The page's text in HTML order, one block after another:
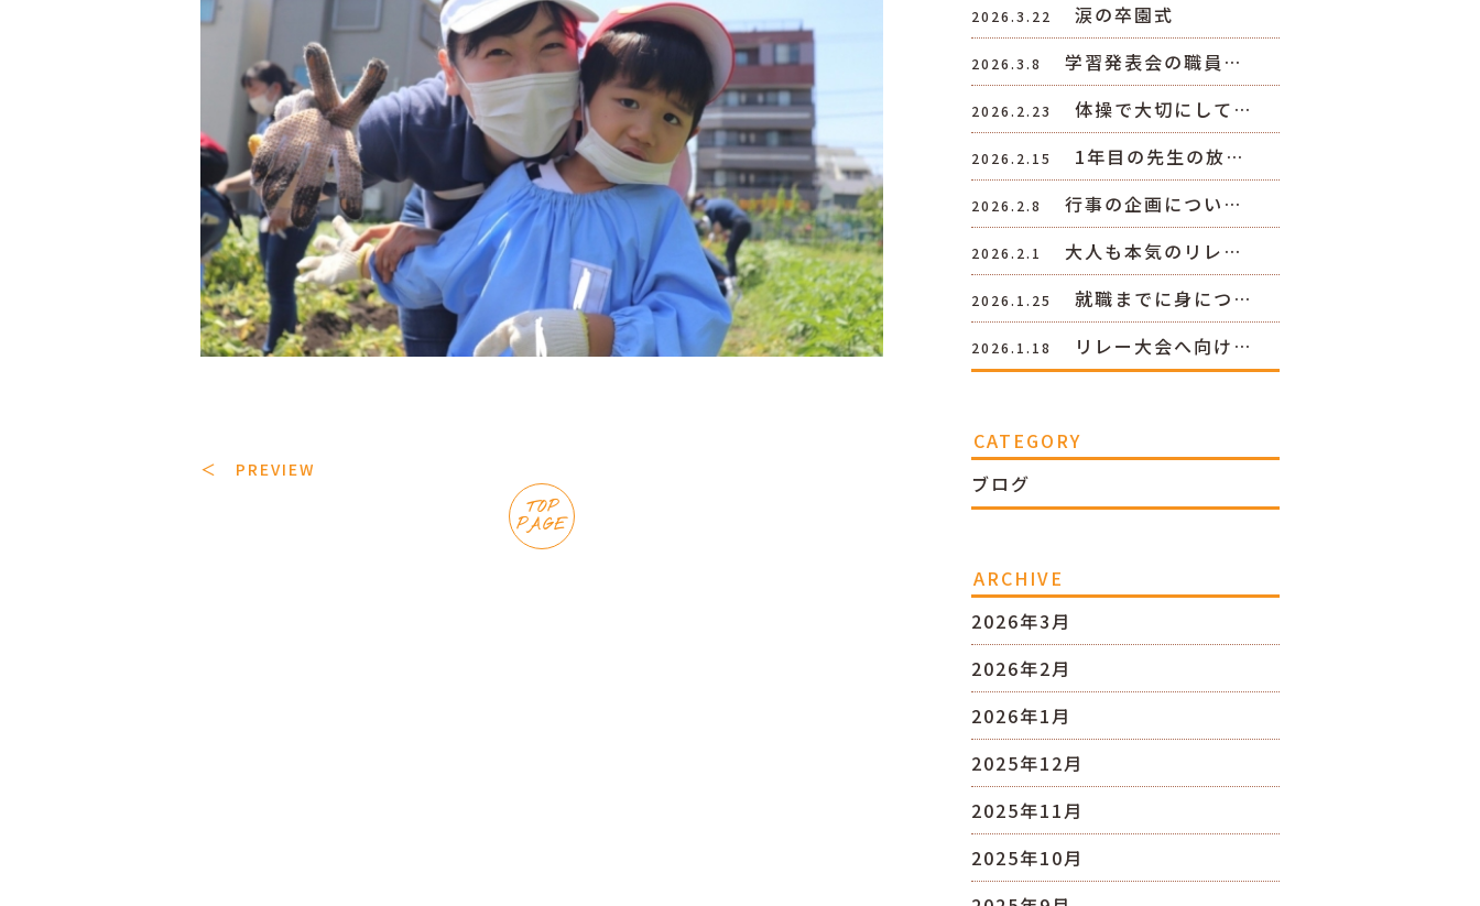
＜ PREVIEW
TOP
PAGE
2026.3.22 涙の卒園式
2026.3.8 学習発表会の職員…
2026.2.23 体操で大切にして…
2026.2.15 1年目の先生の放…
2026.2.8 行事の企画につい…
2026.2.1 大人も本気のリレ…
2026.1.25 就職までに身につ…
2026.1.18 リレー大会へ向け…
CATEGORY
ブログ
ARCHIVE
2026年3月
2026年2月
2026年1月
2025年12月
2025年11月
2025年10月